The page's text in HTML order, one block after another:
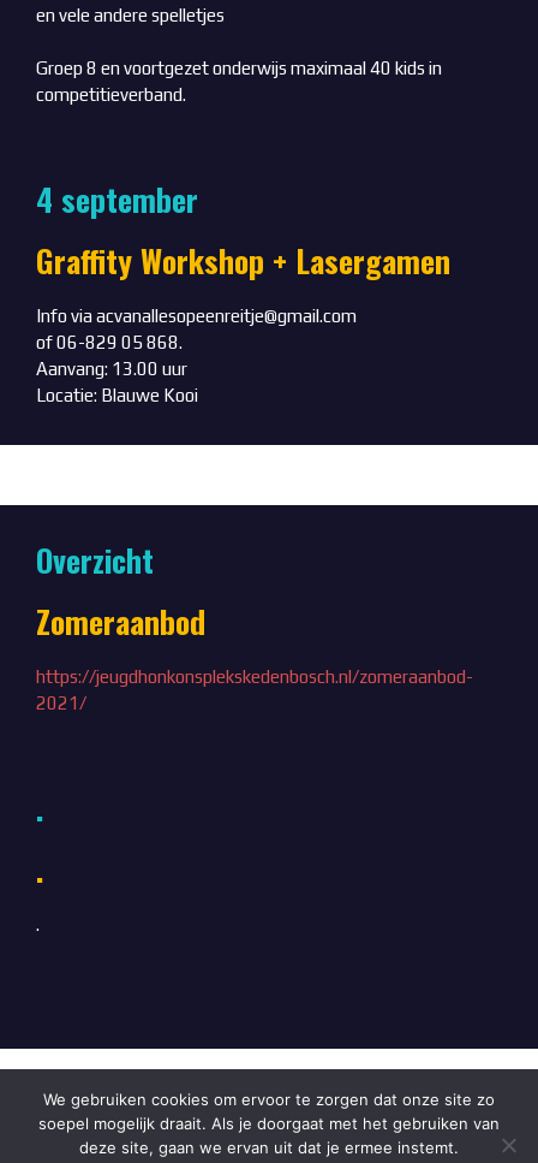
en vele andere spelletjes
Groep 8 en voortgezet onderwijs maximaal 40 kids in
competitieverband.
4 september
Graffity Workshop + Lasergamen
Info via acvanallesopeenreitje@gmail.com
of 06-829 05 868.
Aanvang: 13.00 uur
Locatie: Blauwe Kooi
Overzicht
Zomeraanbod
https://jeugdhonkonsplekskedenbosch.nl/zomeraanbod-
2021/
.
.
.
© 2026 . Vormgeving: logo-vormgeving.nl i.s.m.
We gebruiken cookies om ervoor te zorgen dat onze site zo
soepel mogelijk draait. Als je doorgaat met het gebruiken van
deze site, gaan we ervan uit dat je ermee instemt.